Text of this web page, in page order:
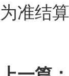
为准结